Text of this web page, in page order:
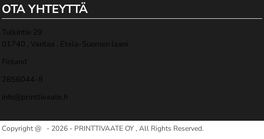
OTA YHTEYTTÄ
Tulkintie 29
01740 , Vantaa , Etela-Suomen laani
Finland
2856044-8
info@printtivaate.fi
Copyright @ - 2026 - PRINTTIVAATE OY , All Rights Reserved.